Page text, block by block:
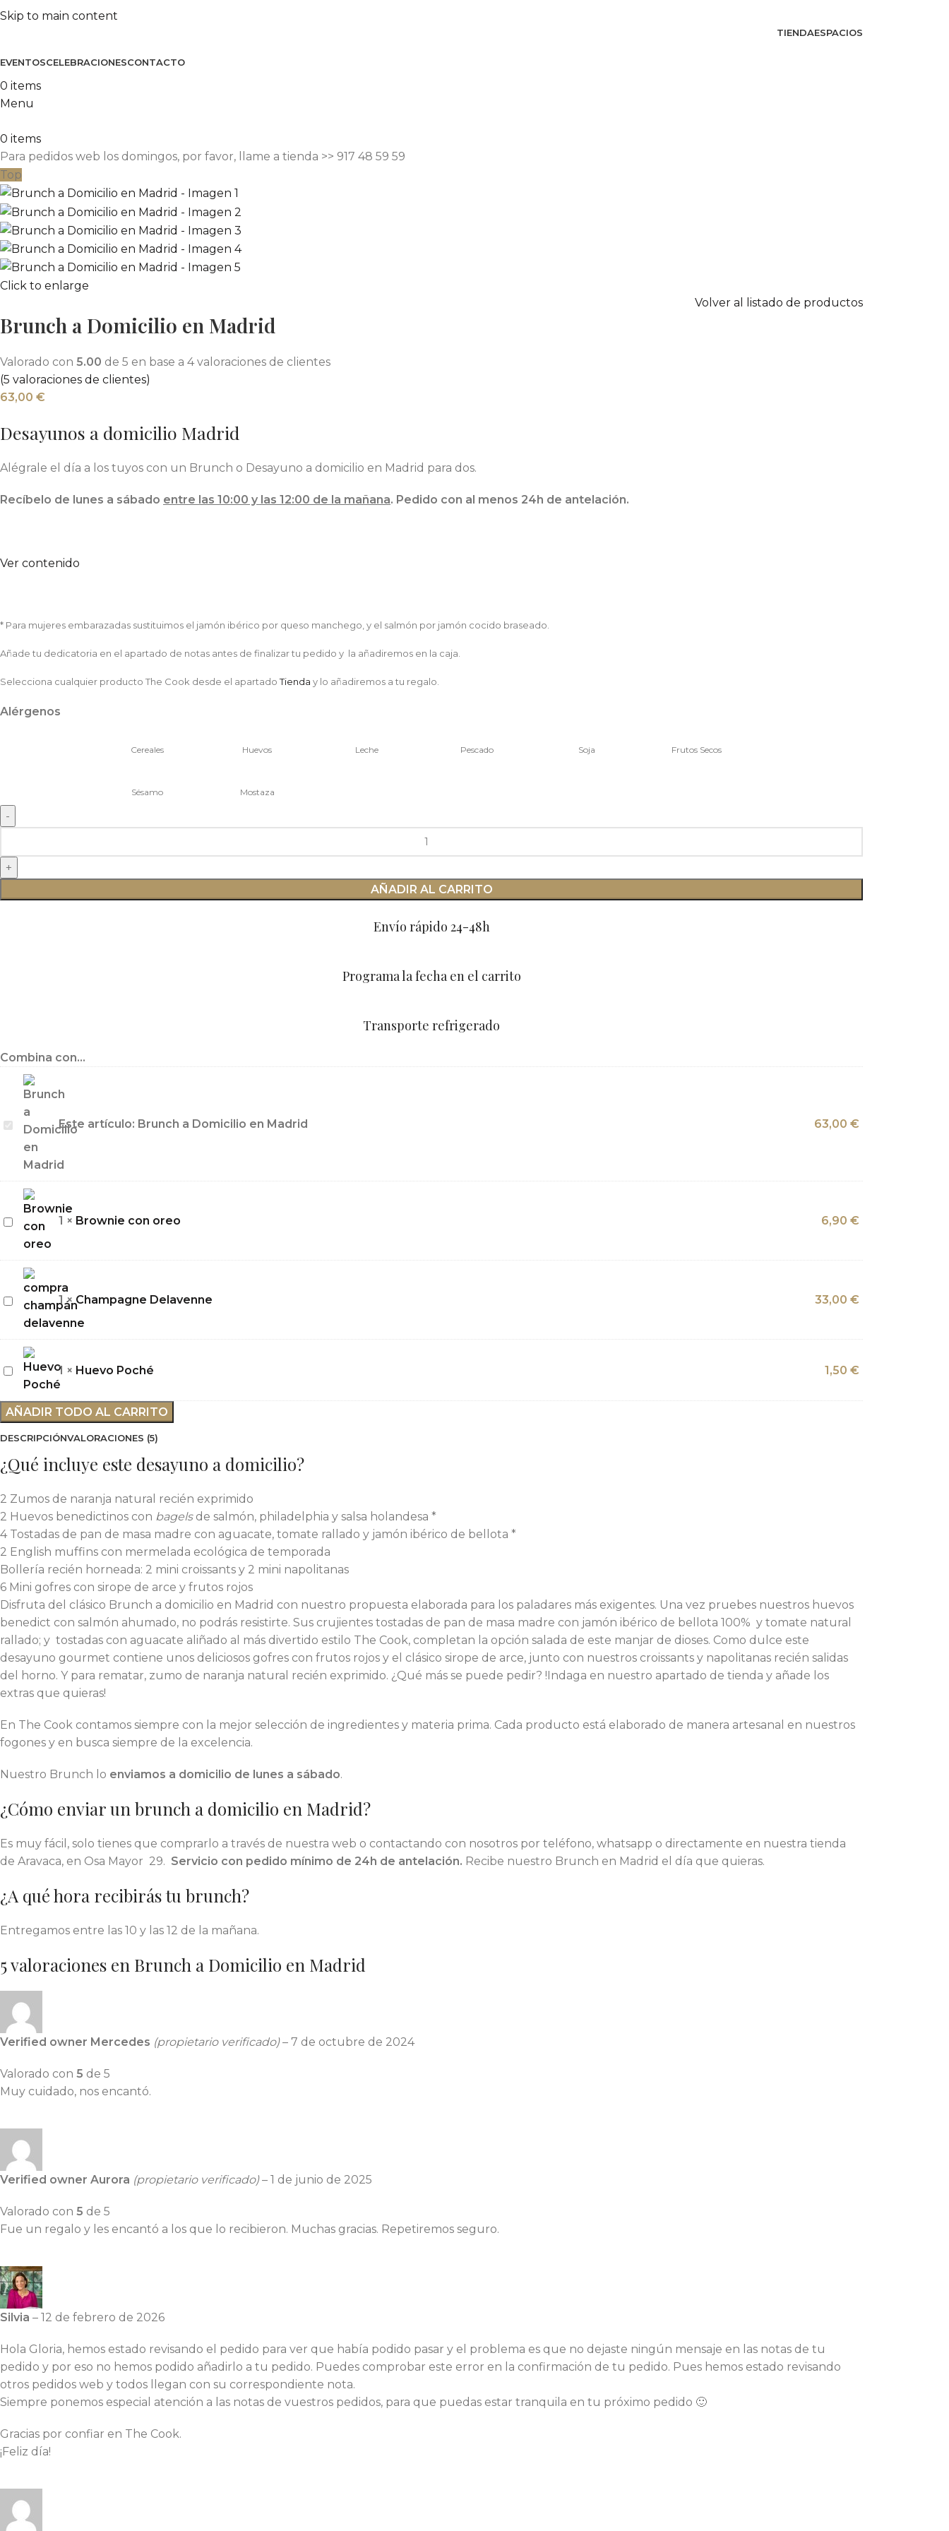
Skip to main content
TIENDAESPACIOS
EVENTOSCELEBRACIONESCONTACTO
0 items
Menu
0 items
Para pedidos web los domingos, por favor, llame a tienda​ >> 917 48 59 59
Top
Click to enlarge
Volver al listado de productos
Brunch a Domicilio en Madrid
Valorado con 5.00 de 5 en base a 4valoraciones de clientes
(5 valoraciones de clientes)
63,00 €
Desayunos a domicilio Madrid
Alégrale el día a los tuyos con un Brunch o Desayuno a domicilio en Madrid para dos.
Recíbelo de lunes a sábado entre las 10:00 y las 12:00 de la mañana. Pedido con al menos 24h de antelación.
Ver contenido
* Para mujeres embarazadas sustituimos el jamón ibérico por queso manchego, y el salmón por jamón cocido braseado.
Añade tu dedicatoria en el apartado de notas antes de finalizar tu pedido y la añadiremos en la caja.
Selecciona cualquier producto The Cook desde el apartadoTienda y lo añadiremos a tu regalo.
Alérgenos
Cereales Huevos Leche Pescado Soja Frutos Secos
Sésamo Mostaza
AÑADIR AL CARRITO
Envío rápido 24-48h
Programa la fecha en el carrito
Transporte refrigerado
Combina con...
Brunch
Domicilio
Madrid
Este artículo: Brunch a Domicilio en Madrid 63,00 €
Brownie
1 × Brownie con oreo 6,90 €
Champagne
Delavenne
1 ×Champagne Delavenne 33,00 €
Huevo
Poché
1 × Huevo Poché 1,50 €
AÑADIR TODO AL CARRITO
DESCRIPCIÓNVALORACIONES (5)
¿Qué incluye este desayuno a domicilio?
2 Zumos de naranja natural recién exprimido
2 Huevos benedictinos con bagelsde salmón, philadelphia y salsa holandesa *
4 Tostadas de pan de masa madre con aguacate, tomate rallado y jamón ibérico de bellota *
2 English muffins con mermelada ecológica de temporada
Bollería recién horneada: 2 mini croissants y 2 mini napolitanas
6 Mini gofres con sirope de arce y frutos rojos
Disfruta del clásico Brunch a domicilio en Madrid con nuestro propuesta elaborada para los paladares más exigentes. Una vez pruebes nuestros huevos
benedict con salmón ahumado, no podrás resistirte. Sus crujientes tostadas de pan de masa madre con jamón ibérico de bellota 100% y tomate natural
rallado; y tostadas con aguacate aliñado al más divertido estilo The Cook, completan la opción salada de este manjar de dioses. Como dulce este
desayuno gourmet contiene unos deliciosos gofres con frutos rojos y el clásico sirope de arce, junto con nuestros croissants y napolitanas recién salidas
del horno. Y para rematar, zumo de naranja natural recién exprimido. ¿Qué más se puede pedir? !Indaga en nuestro apartado de tienda y añade los
extras que quieras!
En The Cook contamos siempre con la mejor selección de ingredientes y materia prima. Cada producto está elaborado de manera artesanal en nuestros
fogones y en busca siempre de la excelencia.
Nuestro Brunch lo enviamos a domicilio de lunes a sábado.
¿Cómo enviar un brunch a domicilio en Madrid?
Es muy fácil, solo tienes que comprarlo a través de nuestra web o contactando con nosotros por teléfono, whatsapp o directamente en nuestra tienda
de Aravaca, en Osa Mayor 29. Servicio con pedido mínimo de 24h de antelación. Recibe nuestro Brunch en Madrid el día que quieras.
¿A qué hora recibirás tu brunch?
Entregamos entre las 10 y las 12 de la mañana.
5 valoraciones en Brunch a Domicilio en Madrid
Verified owner Mercedes (propietario verificado) – 7 de octubre de 2024
Valorado con 5 de 5
Muy cuidado, nos encantó.
Verified owner Aurora (propietario verificado) – 1 de junio de 2025
Valorado con 5 de 5
Fue un regalo y les encantó a los que lo recibieron. Muchas gracias. Repetiremos seguro.
Silvia – 12 de febrero de 2026
Hola Gloria, hemos estado revisando el pedido para ver que había podido pasar y el problema es que no dejaste ningún mensaje en las notas de tu
pedido y por eso no hemos podido añadirlo a tu pedido. Puedes comprobar este error en la confirmación de tu pedido. Pues hemos estado revisando
otros pedidos web y todos llegan con su correspondiente nota.
Siempre ponemos especial atención a las notas de vuestros pedidos, para que puedas estar tranquila en tu próximo pedido 🙂
Gracias por confiar en The Cook.
¡Feliz día!